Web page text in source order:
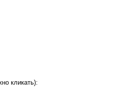
кликать):